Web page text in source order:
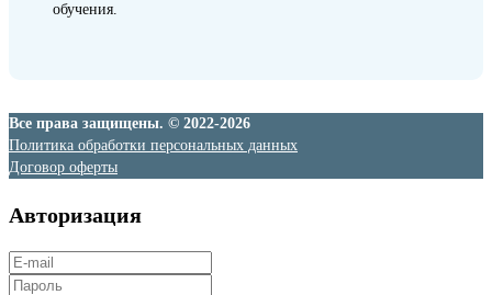
обучения.
Все права защищены. © 2022-2026
Политика обработки персональных данных
Договор оферты
Авторизация